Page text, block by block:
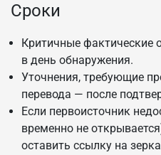
Сроки
Критичные
в день обнаружения.
Уточнения, требующие
перевода — после
Если первоисточник
временно не
оставить ссылку на